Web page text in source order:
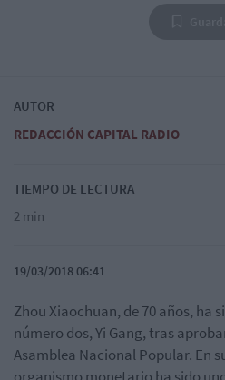
AUTOR
REDACCIÓN CAPITAL RADIO
TIEMPO DE LECTURA
2 min
19/03/2018 06:41
Zhou Xiaochuan, de 70 años, ha
número dos, Yi Gang, tras
Asamblea Nacional Popular. En